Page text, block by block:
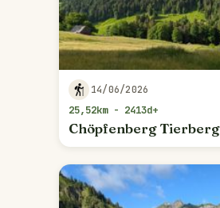
14/06/2026
25,52km - 2413d+
Chöpfenberg Tierberg